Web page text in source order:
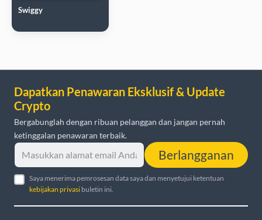
Swiggy
Dapatkan Penawaran Eksklusif & Update
Crypto
Bergabunglah dengan ribuan pelanggan dan jangan pernah
ketinggalan penawaran terbaik.
Berlangganan
Saya menerima pemrosesan data saya dan menyetujui ketentuan
kebijakan privasi buletin ini.